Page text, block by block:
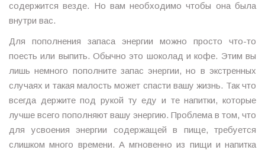
содержится везде. Но вам необходимо чтобы она была
внутри вас.
Для пополнения запаса энергии можно просто что-то
поесть или выпить. Обычно это шоколад и кофе. Этим вы
лишь немного пополните запас энергии, но в экстренных
случаях и такая малость может спасти вашу жизнь. Так что
всегда держите под рукой ту еду и те напитки, которые
лучше всего пополняют вашу энергию. Проблема в том, что
для усвоения энергии содержащей в пище, требуется
слишком много времени. А мгновенно из пищи и напитка